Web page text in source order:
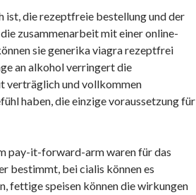
ist, die rezeptfreie bestellung und der
zusammenarbeit mit einer online-
sie generika viagra rezeptfrei
an alkohol verringert die
verträglich und vollkommen
haben, die einzige voraussetzung für
pay-it-forward-arm waren für das
bestimmt, bei cialis können es
fettige speisen können die wirkungen